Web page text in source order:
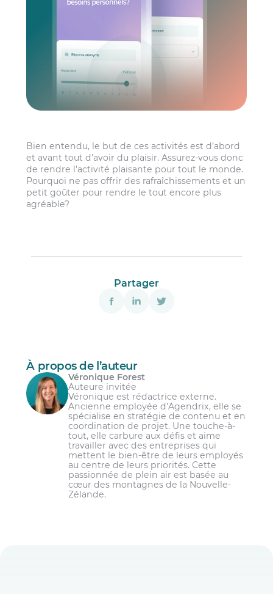
Bien entendu, le but de ces activités est d’abord
et avant tout d’avoir du plaisir. Assurez-vous donc
de rendre l’activité plaisante pour tout le monde.
Pourquoi ne pas offrir des rafraîchissements et un
petit goûter pour rendre le tout encore plus
agréable?
Partager
À propos de l’auteur
Véronique Forest
Auteure invitée
Véronique est rédactrice externe.
Ancienne employée d’Agendrix, elle se
spécialise en stratégie de contenu et en
coordination de projet. Une touche-à-
tout, elle carbure aux défis et aime
travailler avec des entreprises qui
mettent le bien-être de leurs employés
au centre de leurs priorités. Cette
passionnée de plein air est basée au
cœur des montagnes de la Nouvelle-
Zélande.